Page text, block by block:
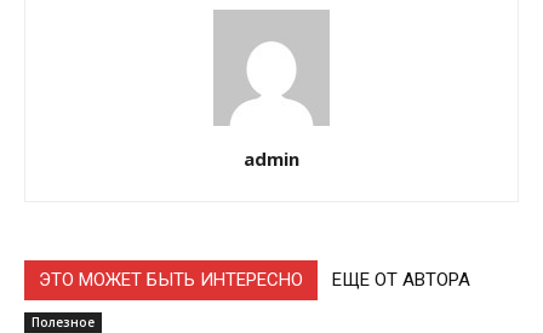
admin
ЭТО МОЖЕТ БЫТЬ ИНТЕРЕСНО ЕЩЕ ОТ АВТОРА
Полезное